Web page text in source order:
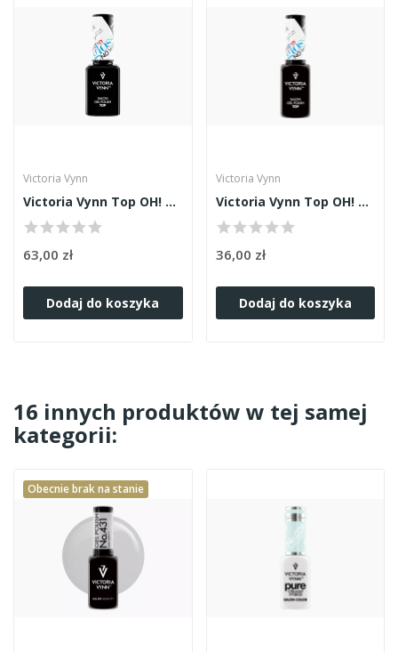
Victoria Vynn
Victoria Vynn Top OH! My Gloss 15ml
63,00 zł
Dodaj do koszyka
Victoria Vynn
Victoria Vynn Top OH! My Gloss 8ml
36,00 zł
Dodaj do koszyka
16 innych produktów w tej samej
kategorii:
Obecnie brak na stanie